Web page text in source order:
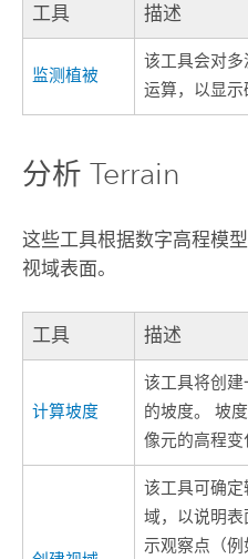
工具 描述
监测植被
该工具会对
运算，以显示
分析 Terrain
这些工具根据数字高程模
视域表面。
工具 描述
计算坡度
该工具将创
的坡度。 坡
像元的高程变
该工具可确
域，以说明
示观察点（